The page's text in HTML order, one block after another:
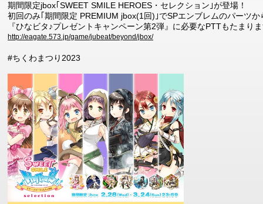
期間限定jbox｢SWEET SMILE HEROES・セレクション｣が登場！
初回のみ｢期間限定 PREMIUM jbox(1回)｣でSPエンブレムのパーツ
『ひなビタ♪プレゼントキャンペーン第2弾』に必要なPTTもたまり
http://eagate.573.jp/game/jubeat/beyond/jbox/
#ちくわまつり2023